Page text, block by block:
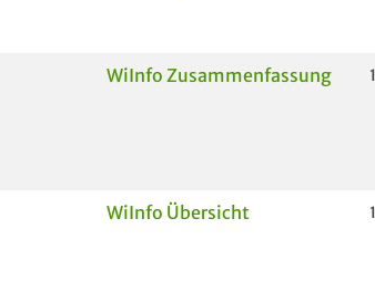
WiInfo Zusammenfassung
WiInfo Übersicht